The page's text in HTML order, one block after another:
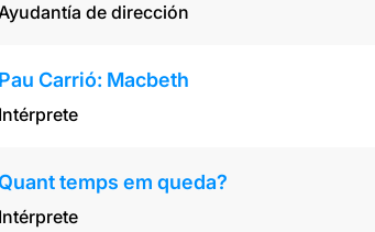
de dirección
Pau Carrió: Macbeth
Intérprete
temps em queda?
Intérprete